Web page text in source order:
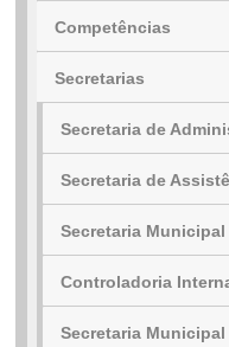
Competências
Secretarias
Secretaria de
Secretaria de
Secretaria
Controladoria
Secretaria Municipal